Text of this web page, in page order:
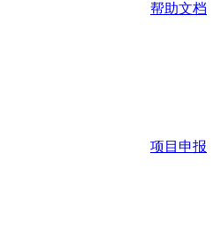
帮助文档
项目申报